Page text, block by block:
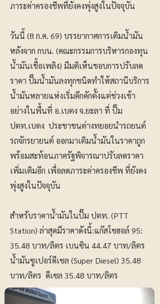
ภาระค่าครองชีพที่ยังคงพุ่งสูงในปัจจุบัน
วันนี้ (8 ก.ค. 69) บรรยากาศการเติมน้ำมัน
หลังจาก กบน. (คณะกรรมการบริหารกองทุน
น้ำมันเชื้อเพลิง) มีมติเห็นชอบการปรับลด
ราคา ปั๊มน้ำมันลงทุกชนิดทำให้สถานีบริการ
น้ำมันหลายแห่งเริ่มคึกคักตั้งแต่ช่วงเช้า
อย่างในพื้นที่ อ.เบตง จ.ยะลา ที่ ปั๊ม
ปตท.เบตง ประชาชนต่างทยอยนำรถยนต์
รถจักรยายนต์ ออกมาเติมน้ำมันในราคาถูก
พร้อมสะท้อนภาครัฐพิจารณาปรับลดราคา
เพิ่มเติมอีก เพื่อลดภาระค่าครองชีพ ที่ยังคง
พุ่งสูงในปัจจุบัน
สำหรับราคาน้ำมันในปั๊ม ปตท. (PTT
Station) ล่าสุดมีราคาดังนี้:แก๊สโซฮอล์ 95:
35.48 บาท/ลิตร เบนซิน 44.47 บาท/ลิตร
น้ำมันซูเปอร์ดีเซล (Super Diesel) 35.48
บาท/ลิตร ดีเซล 35.48 บาท/ลิตร